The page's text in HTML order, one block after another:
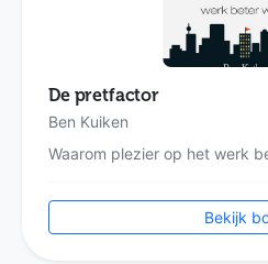
De pretfactor
Ben Kuiken
Waarom plezier op het werk
Bekijk